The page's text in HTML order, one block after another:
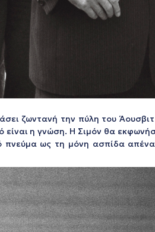
ζωντανή την πύλη του
η γνώση. Η Σιμόν θα
πνεύμα ως τη μόνη ασπίδα